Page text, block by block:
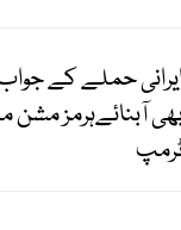
حملے کے
آبنائےہرمز